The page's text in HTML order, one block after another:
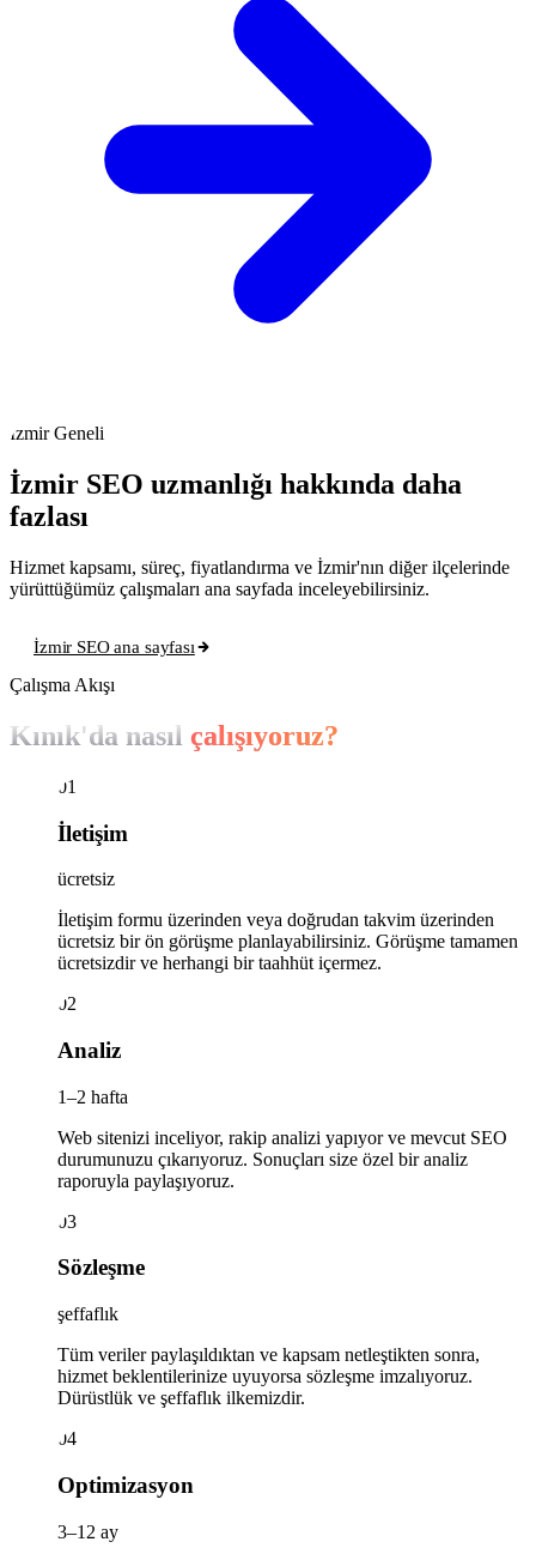
İzmir Geneli
İzmir SEO uzmanlığı hakkında daha
fazlası
Hizmet kapsamı, süreç, fiyatlandırma ve İzmir'nın diğer ilçelerinde
yürüttüğümüz çalışmaları ana sayfada inceleyebilirsiniz.
İzmir SEO ana sayfası
Çalışma Akışı
Kınık'da nasıl çalışıyoruz?
01
İletişim
ücretsiz
İletişim formu üzerinden veya doğrudan takvim üzerinden
ücretsiz bir ön görüşme planlayabilirsiniz. Görüşme tamamen
ücretsizdir ve herhangi bir taahhüt içermez.
02
Analiz
1–2 hafta
Web sitenizi inceliyor, rakip analizi yapıyor ve mevcut SEO
durumunuzu çıkarıyoruz. Sonuçları size özel bir analiz
raporuyla paylaşıyoruz.
03
Sözleşme
şeffaflık
Tüm veriler paylaşıldıktan ve kapsam netleştikten sonra,
hizmet beklentilerinize uyuyorsa sözleşme imzalıyoruz.
Dürüstlük ve şeffaflık ilkemizdir.
04
Optimizasyon
3–12 ay